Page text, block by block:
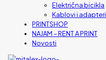
Električna bicikla
Kablovi i adapteri
PRINTSHOP
NAJAM – RENT A PRINT
Novosti